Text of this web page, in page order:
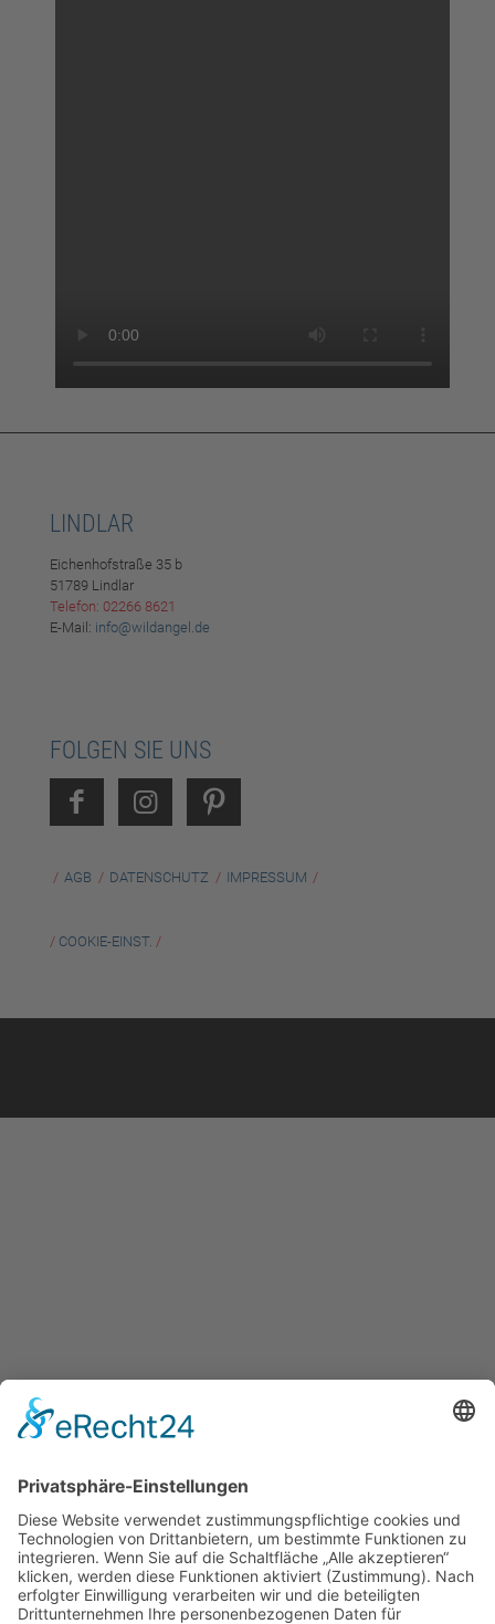
LINDLAR
Eichenhofstraße 35 b
51789 Lindlar
Telefon: 02266 8621
E-Mail: info@wildangel.de
FOLGEN SIE UNS
AGB DATENSCHUTZ IMPRESSUM
/ COOKIE-EINST. /